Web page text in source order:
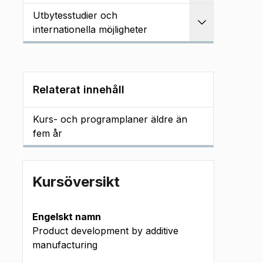
Utbytesstudier och
internationella möjligheter
Relaterat innehåll
Kurs- och programplaner äldre än
fem år
Kursöversikt
Engelskt namn
Product development by additive
manufacturing